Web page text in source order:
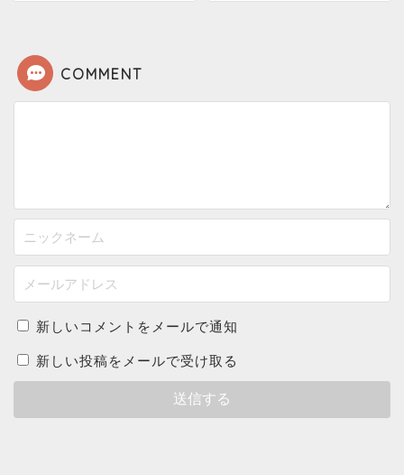
COMMENT
新しいコメントをメールで通知
新しい投稿をメールで受け取る